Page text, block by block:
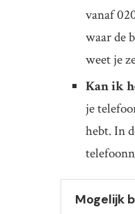
vanaf
waar de
weet je
Kan ik
je
hebt. In
Mogelijk